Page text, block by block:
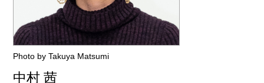
Photo by Takuya Matsumi
中村 茜